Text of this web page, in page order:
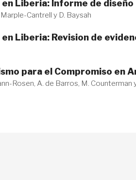
Liberia: Informe de diseño
Cantrell y D. Baysah
Liberia: Revision de
para el Compromiso en
Rosen, A. de Barros, M. Counterman